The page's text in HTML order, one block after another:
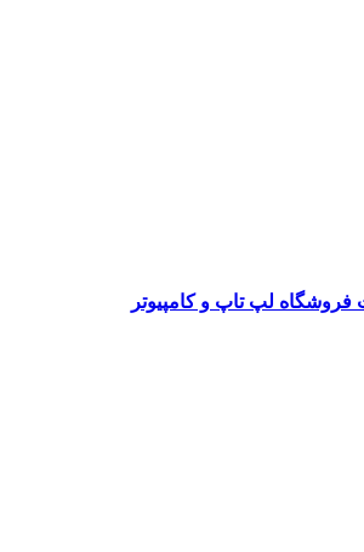
لپ تاپ و کامپیوتر